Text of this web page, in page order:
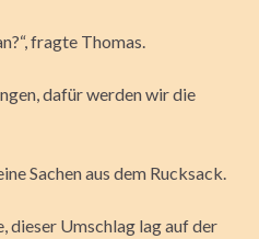
fragte Thomas.
dafür werden wir die
Sachen aus dem Rucksack.
dieser Umschlag lag auf der